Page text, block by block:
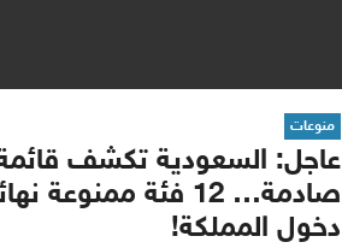
منوعات
عاجل: السعودية تكشف
صادمة… 12 فئة ممنوعة
دخول المملكة!